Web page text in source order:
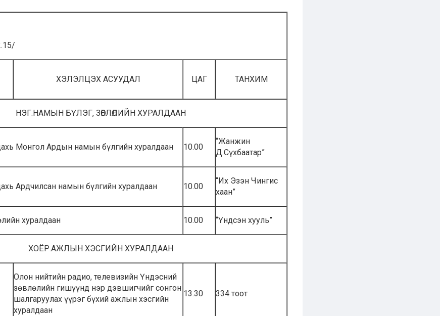
ХЭЛЭЛЦЭХ АСУУДАЛ ЦАГ ТАНХИМ
НЭГ.НАМЫН БҮЛЭГ, ЗӨВЛӨЛИЙН ХУРАЛДААН
Монгол Ардын намын бүлгийн хуралдаан 10.00
“Жанжин
Д.Сүхбаатар”
Ардчилсан намын бүлгийн хуралдаан 10.00
“Их Эзэн Чингис
хаан”
хуралдаан 10.00 “Үндсэн хууль”
ХОЁР.АЖЛЫН ХЭСГИЙН ХУРАЛДААН
Олон нийтийн радио, телевизийн Үндэсний
зөвлөлийн гишүүнд нэр дэвшигчийг сонгон
шалгаруулах үүрэг бүхий ажлын хэсгийн
хуралдаан
13.30 334 тоот